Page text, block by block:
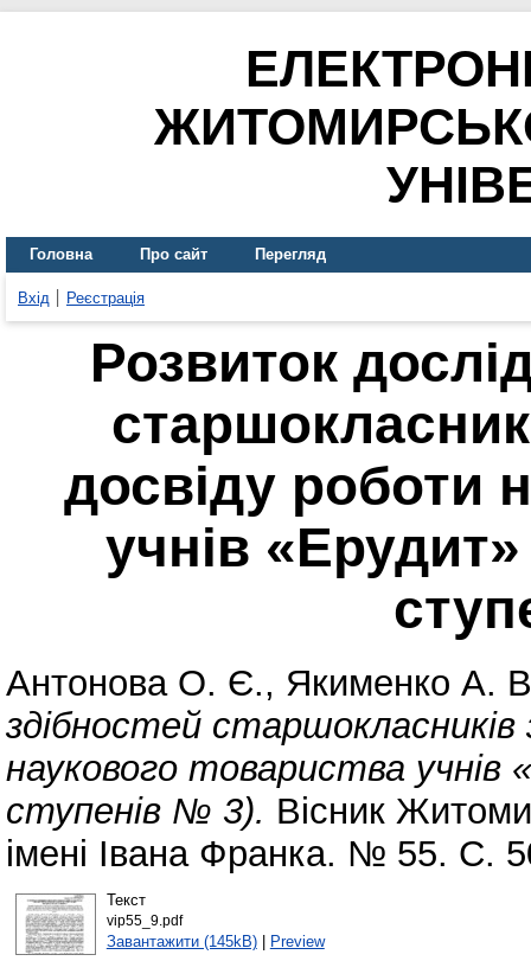
Головна Про сайт Перегляд
Вхід Реєстрація
Розвиток
досвіду роботи
учнів
Антонова О. Є., Якименко А.
здібностей
наукового товариства учнів
ступенів № 3). Вісник
імені Івана Франка. № 55. С.
Текст
vip55_9.pdf
Завантажити (145kB)| Preview